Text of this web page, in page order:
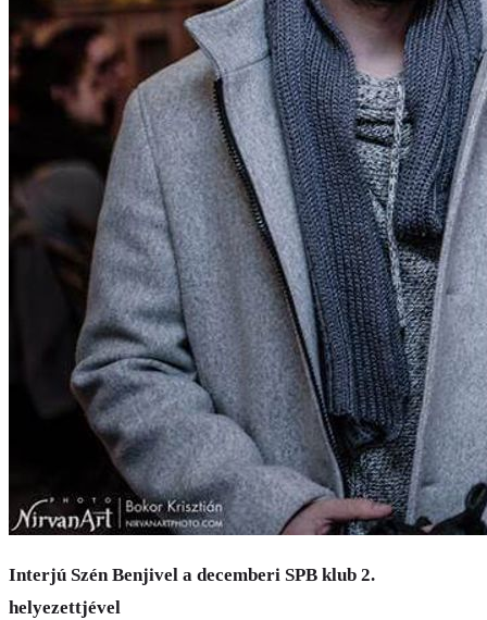
Interjú Szén Benjivel a decemberi SPB klub 2.
helyezettjével